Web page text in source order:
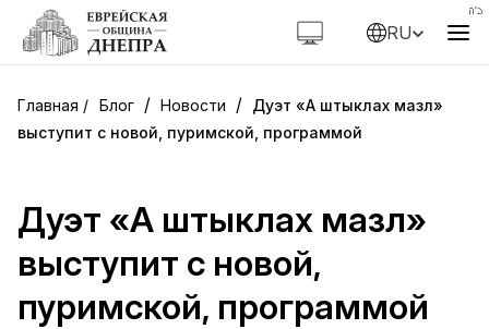
RU
Блог / Новости / Дуэт «А штыклах мазл»
выступит с новой, пуримской, программой
Дуэт «А штыклах мазл»
выступит с новой,
пуримской, программой